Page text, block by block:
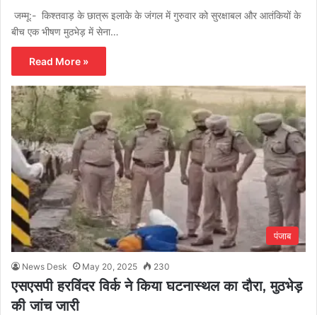
जम्मू:- किश्तवाड़ के छात्रू इलाके के जंगल में गुरुवार को सुरक्षाबल और आतंकियों के
बीच एक भीषण मुठभेड़ में सेना…
Read More »
पंजाब
News Desk May 20, 2025 230
एसएसपी हरविंदर विर्क ने किया घटनास्थल का दौरा, मुठभेड़
की जांच जारी